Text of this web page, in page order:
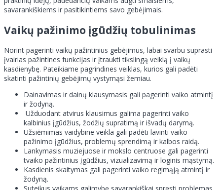
savarankiškiems ir pasitikintiems savo gebėjimais.
Vaikų pažinimo įgūdžių tobulinimas
Norint pagerinti vaikų pažintinius gebėjimus, labai svarbu suprasti
įvairias pažintines funkcijas ir įtraukti tikslingą veiklą į vaikų
kasdienybę. Pateikiame pagrindines veiklas, kurios gali padėti
skatinti pažintinių gebėjimų vystymąsi žemiau.
Dainavimas ir dainų klausymasis gali pagerinti vaiko atmintį
ir žodyną.
Užduodant atvirus klausimus galima pagerinti vaiko
kalbinius įgūdžius, žodžių supratimą ir išvadų darymą.
Užsiėmimas vaidybine veikla gali padėti lavinti vaiko
pažinimo įgūdžius, problemų sprendimą ir kalbos raidą.
Lankymasis muziejuose ir mokslo centruose gali pagerinti
tvaiko pažintinius įgūdžius, vizualizavimą ir loginis mąstymą.
Kasdienis skaitymas gali pagerinti vaiko regimąją atmintį ir
žodyną.